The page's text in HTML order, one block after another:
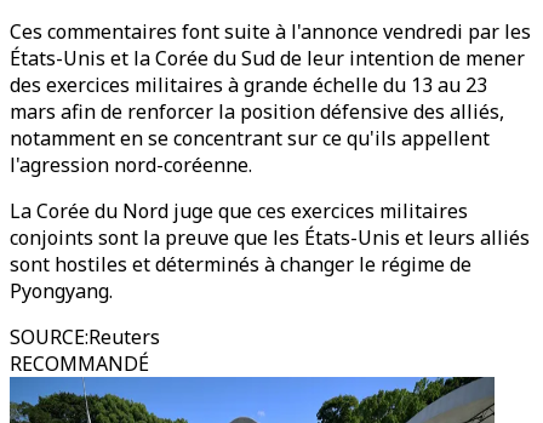
Ces commentaires font suite à l'annonce vendredi par les
États-Unis et la Corée du Sud de leur intention de mener
des exercices militaires à grande échelle du 13 au 23
mars afin de renforcer la position défensive des alliés,
notamment en se concentrant sur ce qu'ils appellent
l'agression nord-coréenne.
La Corée du Nord juge que ces exercices militaires
conjoints sont la preuve que les États-Unis et leurs alliés
sont hostiles et déterminés à changer le régime de
Pyongyang.
SOURCE:Reuters
RECOMMANDÉ